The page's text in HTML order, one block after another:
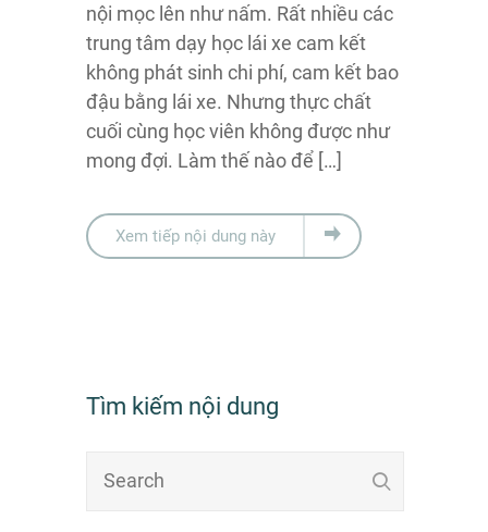
nội mọc lên như nấm. Rất nhiều các
trung tâm dạy học lái xe cam kết
không phát sinh chi phí, cam kết bao
đậu bằng lái xe. Nhưng thực chất
cuối cùng học viên không được như
mong đợi. Làm thế nào để […]
Xem tiếp nội dung này
Tìm kiếm nội dung